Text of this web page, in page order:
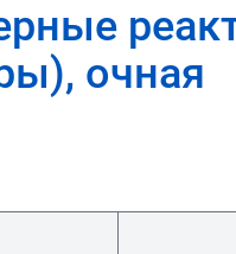
очная